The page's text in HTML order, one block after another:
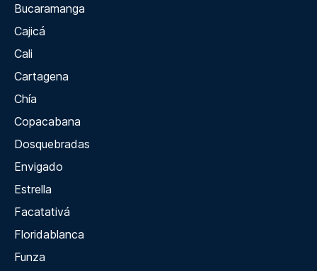
Bucaramanga
Cajicá
Cali
Cartagena
Chía
Copacabana
Dosquebradas
Envigado
Estrella
Facatativá
Floridablanca
Funza